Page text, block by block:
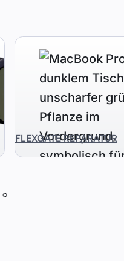
FLEXGATE REPARATUR